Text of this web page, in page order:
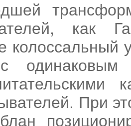
как
колоссальный
При